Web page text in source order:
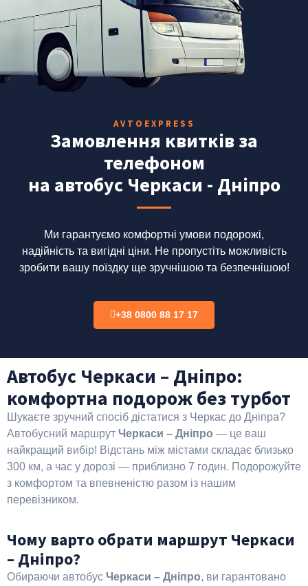
AVTOEXPRESS
Замовлення квитків за
телефоном
на автобус Черкаси - Дніпро
Ми гарантуємо комфортні умови подорожі,
надійність та вигідні ціни. Не пропустіть можливість
зробити вашу поїздку ще зручнішою та безпечнішою!
+38 0800 88 17 17
Автобус Черкаси – Дніпро:
комфортна подорож без турбот
Шукаєте зручний спосіб дістатися з Черкас до Дніпра?
Автобусний маршрут Черкаси – Дніпро — це ваш
найкращий вибір! Відстань між містами складає близько
300 км, а час у дорозі — приблизно 7 годин. Подорожуйте
з комфортом та впевненістю разом із нашим
перевізником.
Чому варто обрати маршрут Черкаси
– Дніпро?
Обираючи автобус Черкаси – Дніпро, ви гарантовано